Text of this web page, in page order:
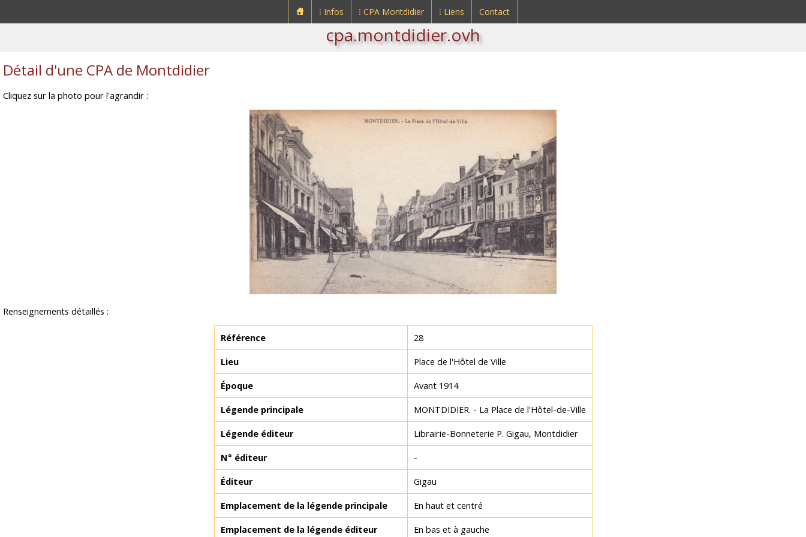
⁞ Infos ⁞ CPA Montdidier ⁞ Liens Contact
cpa.montdidier.ovh
Détail d'une CPA de Montdidier
Cliquez sur la photo pour l'agrandir :
Renseignements détaillés :
Référence 28
Lieu Place de l'Hôtel de Ville
Époque Avant 1914
Légende principale MONTDIDIER. - La Place de l'Hôtel-de-Ville
Légende éditeur Librairie-Bonneterie P. Gigau, Montdidier
N° éditeur -
Éditeur Gigau
Emplacement de la légende principale En haut et centré
Emplacement de la légende éditeur En bas et à gauche